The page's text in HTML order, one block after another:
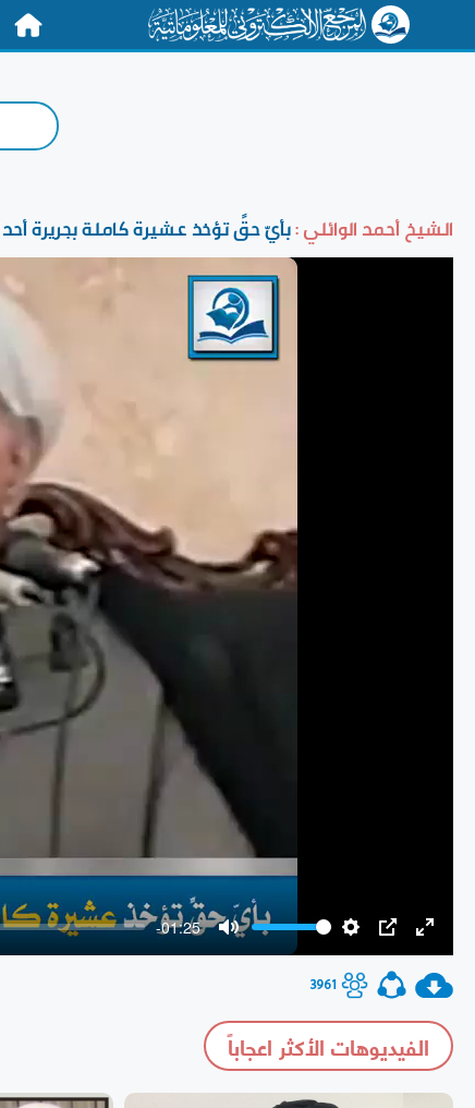
الشيخ أحمد الوائلي :بأيّ حقٍّ تؤخذ عشيرة كاملة بجريرة أحد
-01:25
3961
الفيديوهات الأكثر اعجاباً